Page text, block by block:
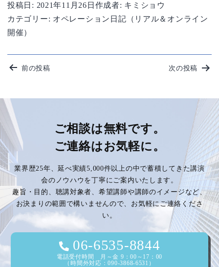
投稿日: 2021年11月26日 作成者: キミショウ
カテゴリー: オペレーション日記（リアル＆オンライン
開催）
投
ナ
ビ
ゲ
ー
シ
ョ
ン
前の投稿 次の投稿
ご相談は無料です。
ご連絡はお気軽に。
業界歴25年、延べ実績5,000件以上の中で蓄積してきた講演
会のノウハウを丁寧にご案内いたします。
趣旨・目的、聴講対象者、希望講師や講師のイメージなど、
お決まりの範囲で構いませんので、お気軽にご連絡くださ
い。
06-6535-8844
電話受付時間 月～金 9：00～17：00
（時間外対応：090-3868-6531）